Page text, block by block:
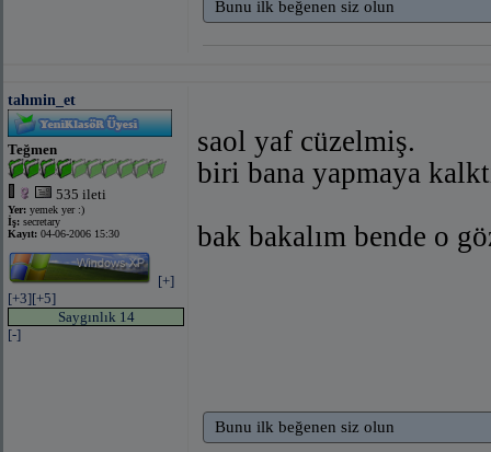
Bunu ilk beğenen siz olun
tahmin_et
Teğmen
535 ileti
Yer: yemek yer :)
İş: secretary
Kayıt: 04-06-2006 15:30
[+]
[+3][+5]
Saygınlık 14
[-]
saol yaf cüzelmiş.
biri bana yapmaya
bak bakalım bende o
Bunu ilk beğenen siz olun